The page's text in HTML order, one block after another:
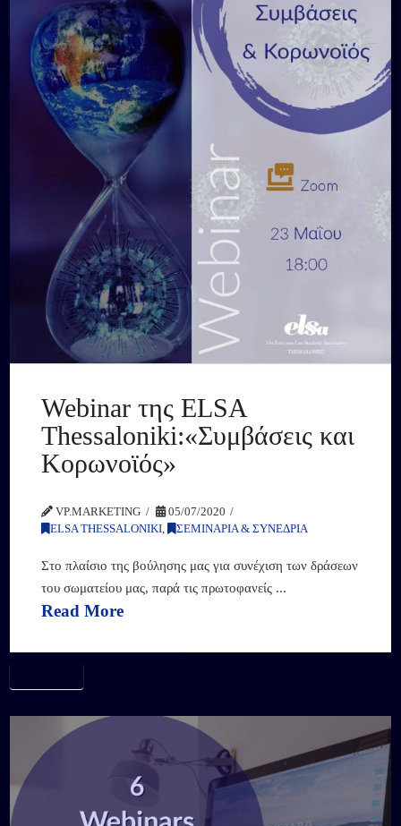
Webinar της ELSA
Thessaloniki:«Συμβάσεις και
Κορωνοϊός»
VP.MARKETING
05/07/2020
ELSA THESSALONIKI
ΣΕΜΙΝΑΡΙΑ & ΣΥΝΕΔΡΙΑ
Στο πλαίσιο της βούλησης μας για συνέχιση των δράσεων
του σωματείου μας, παρά τις πρωτοφανείς ...
Read More